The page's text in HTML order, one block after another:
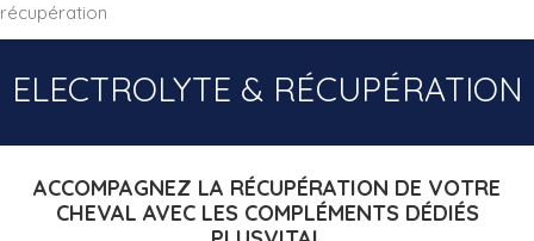
récupération
ELECTROLYTE & RÉCUPÉRATION
ACCOMPAGNEZ LA RÉCUPÉRATION DE VOTRE
CHEVAL AVEC LES COMPLÉMENTS DÉDIÉS